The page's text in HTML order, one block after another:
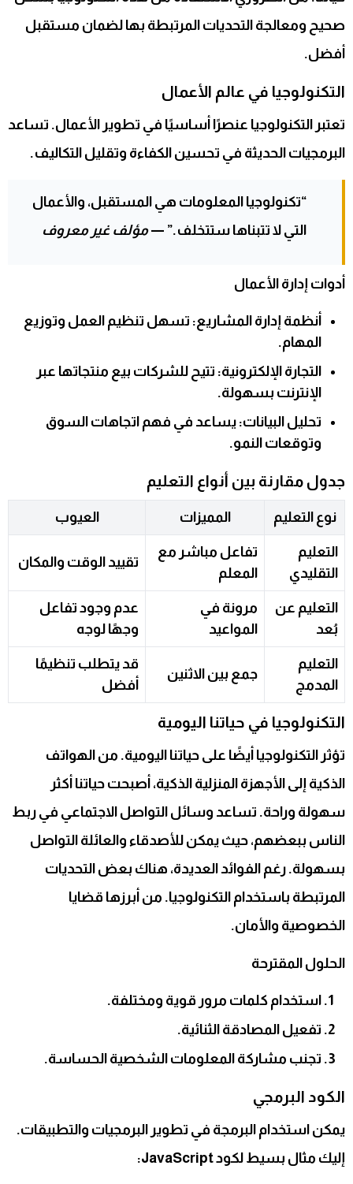
صحيح ومعالجة التحديات المرتبطة بها لضمان مستقبل
أفضل.
التكنولوجيا في عالم الأعمال
تعتبر التكنولوجيا عنصرًا أساسيًا في تطوير الأعمال. تساعد
البرمجيات الحديثة في تحسين الكفاءة وتقليل التكاليف.
“تكنولوجيا المعلومات هي المستقبل، والأعمال
التي لا تتبناها ستتخلف.” —مؤلف غير معروف
أدوات إدارة الأعمال
أنظمة إدارة المشاريع: تسهل تنظيم العمل وتوزيع
المهام.
التجارة الإلكترونية: تتيح للشركات بيع منتجاتها عبر
الإنترنت بسهولة.
تحليل البيانات: يساعد في فهم اتجاهات السوق
وتوقعات النمو.
جدول مقارنة بين أنواع التعليم
نوع التعليم المميزات العيوب
التعليم
التقليدي
تفاعل مباشر مع
المعلم
تقييد الوقت والمكان
التعليم عن
بُعد
مرونة في
المواعيد
عدم وجود تفاعل
وجهًا لوجه
التعليم
المدمج
جمع بين الاثنين
قد يتطلب تنظيمًا
أفضل
التكنولوجيا في حياتنا اليومية
تؤثر التكنولوجيا أيضًا على حياتنا اليومية. من الهواتف
الذكية إلى الأجهزة المنزلية الذكية، أصبحت حياتنا أكثر
سهولة وراحة. تساعد وسائل التواصل الاجتماعي في ربط
الناس ببعضهم، حيث يمكن للأصدقاء والعائلة التواصل
بسهولة. رغم الفوائد العديدة، هناك بعض التحديات
المرتبطة باستخدام التكنولوجيا. من أبرزها قضايا
الخصوصية والأمان.
الحلول المقترحة
استخدام كلمات مرور قوية ومختلفة.
تفعيل المصادقة الثنائية.
تجنب مشاركة المعلومات الشخصية الحساسة.
الكود البرمجي
يمكن استخدام البرمجة في تطوير البرمجيات والتطبيقات.
إليك مثال بسيط لكود JavaScript: